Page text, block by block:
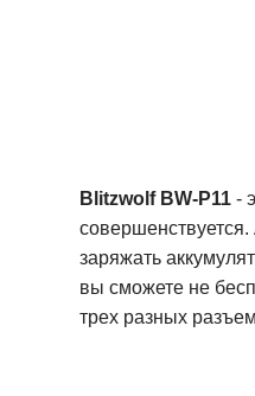
Blitzwolf BW-P11 -
заряжать
вы сможете не
трех разных